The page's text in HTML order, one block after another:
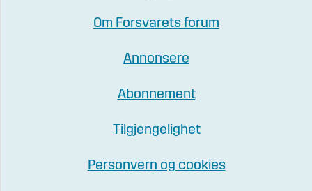
Om Forsvarets forum
Annonsere
Abonnement
Tilgjengelighet
Personvern og cookies